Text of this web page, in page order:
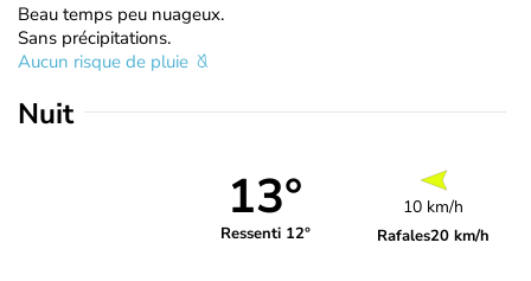
Beau temps peu nuageux.
Sans précipitations.
Aucun risque de pluie
Nuit
13°
Ressenti 12°
10 km/h
Rafales20 km/h